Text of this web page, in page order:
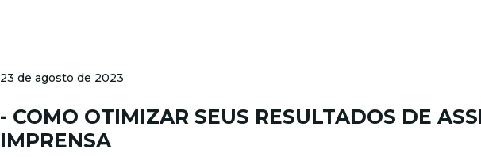
23 de agosto de 2023
- COMO OTIMIZAR SEUS RESULTADOS DE
IMPRENSA